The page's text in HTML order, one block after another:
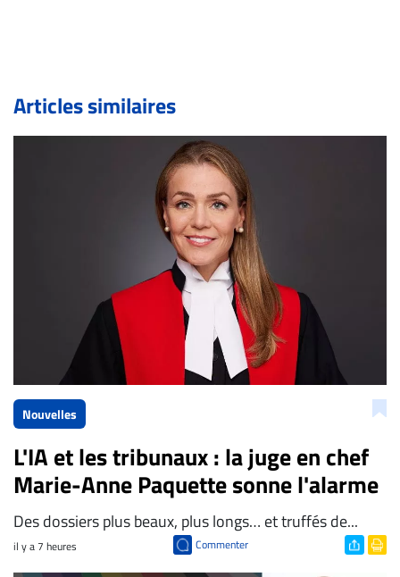
de validation, un droit de réponse.
Bien à vous,
La Rédaction de Droit-inc.com
Articles similaires
Nouvelles
L'IA et les tribunaux : la juge en chef
Marie-Anne Paquette sonne l'alarme
Des dossiers plus beaux, plus longs… et truffés de...
il y a 7 heures Commenter